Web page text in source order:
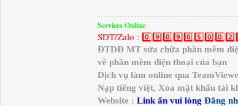
Services Online
SĐT/Zalo :
ĐTDĐ MT sửa chữa phần mềm
về phần mềm điện thoại của bạn
Dịch vụ làm online qua
Nạp tiếng việt, Xóa mật khẩu tài
Website : Link ẩn vui lòng Đăng